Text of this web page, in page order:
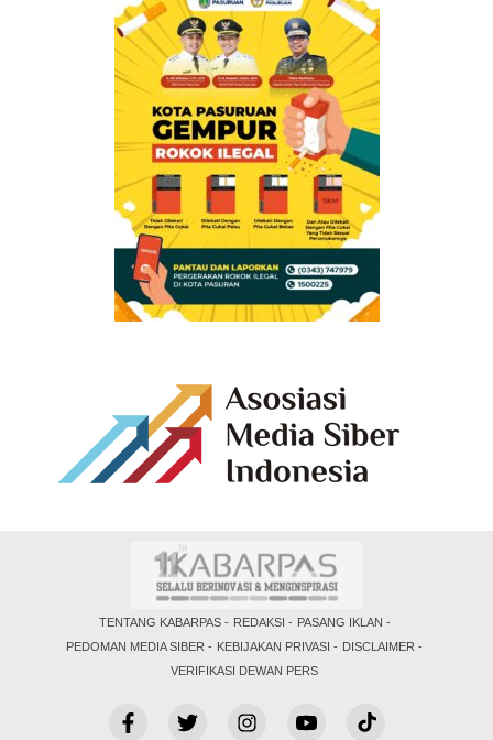
TENTANG KABARPAS REDAKSI
PASANG IKLAN
PEDOMAN MEDIA SIBER
KEBIJAKAN PRIVASI
DISCLAIMER
VERIFIKASI DEWAN PERS